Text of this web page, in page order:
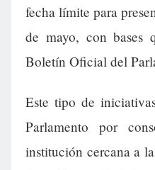
fecha límite para
de mayo, con bases
Boletín Oficial del
Este tipo de
Parlamento por
institución cercana a